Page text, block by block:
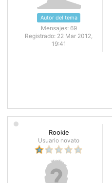
Autor del tema
Mensajes: 69
Registrado: 22 Mar 2012,
19:41
Rookie
Usuario novato